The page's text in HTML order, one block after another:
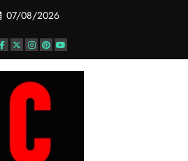
07/08/2026